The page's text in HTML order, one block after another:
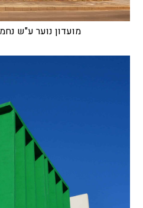
מועדון נוער ע"ש